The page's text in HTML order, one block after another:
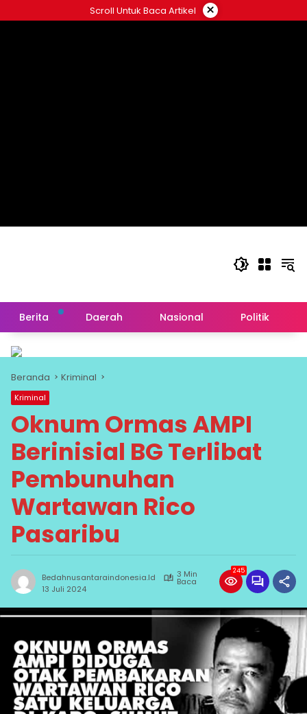
ke
Scroll Untuk Baca Artikel ×
Berita Daerah Nasional Politik
Beranda Kriminal
Kriminal
Oknum Ormas AMPI
Berinisial BG Terlibat
Pembunuhan
Wartawan Rico
Pasaribu
Bedahnusantaraindonesia.id 3 Min
Baca
13 Juli 2024
245